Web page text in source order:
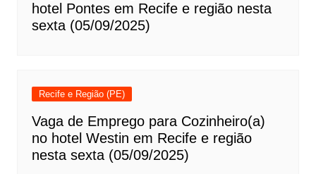
hotel Pontes em Recife e região nesta
sexta (05/09/2025)
Recife e Região (PE)
Vaga de Emprego para Cozinheiro(a)
no hotel Westin em Recife e região
nesta sexta (05/09/2025)